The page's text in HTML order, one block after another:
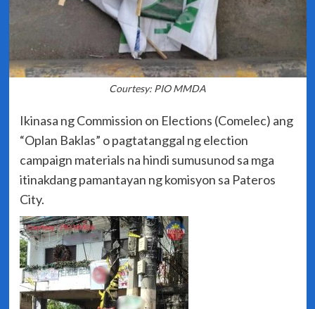
Courtesy: PIO MMDA
Ikinasa ng Commission on Elections (Comelec) ang
“Oplan Baklas” o pagtatanggal ng election
campaign materials na hindi sumusunod sa mga
itinakdang pamantayan ng komisyon sa Pateros
City.